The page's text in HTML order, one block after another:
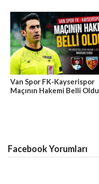
Van Spor FK-Kayserispor
Maçının Hakemi Belli Oldu
Facebook Yorumları